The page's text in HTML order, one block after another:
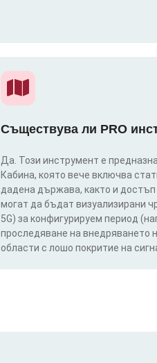
Съществува ли PRO
Да. Този инструмент е
Кабина, която вече включва
дадена държава, както и достъп
могат да бъдат визуализирани
5G) за конфигурируем период
проследяване на внедряването
области с лошо покритие на